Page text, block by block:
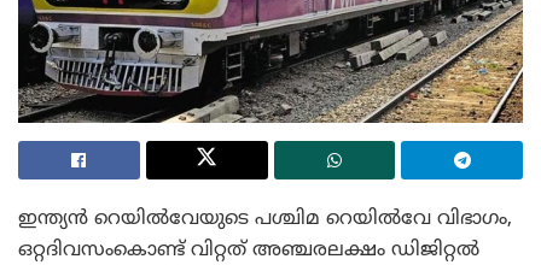
ഇന്ത്യൻ റെയിൽവേയുടെ പശ്ചിമ റെയിൽവേ വിഭാഗം,
ഒറ്റദിവസംകൊണ്ട് വിറ്റത് അഞ്ചരലക്ഷം ഡിജിറ്റൽ